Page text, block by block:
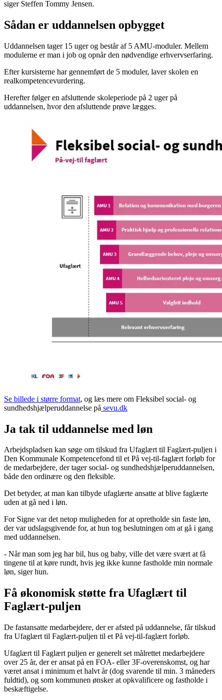
siger Steffen Tommy Jensen.
Sådan er uddannelsen opbygget
Uddannelsen tager 15 uger og består af 5 AMU-moduler. Mellem
modulerne er man i job og opnår den nødvendige erhvervserfaring.
Efter kursisterne har gennemført de 5 moduler, laver skolen en
realkompetencevurdering.
Herefter følger en afsluttende skoleperiode på 2 uger på
uddannelsen, hvor den afsluttende prøve lægges.
Se billede i større format, og læs mere om Fleksibel social- og
sundhedshjælperuddannelse på sevu.dk
Ja tak til uddannelse med løn
Arbejdspladsen kan søge om tilskud fra Ufaglært til Faglært-puljen i
Den Kommunale Kompetencefond til et På vej-til-faglært forløb for
de medarbejdere, der tager social- og sundhedshjælperuddannelsen,
både den ordinære og den fleksible.
Det betyder, at man kan tilbyde ufaglærte ansatte at blive faglærte
uden at gå ned i løn.
For Signe var det netop muligheden for at opretholde sin faste løn,
der var udslagsgivende for, at hun tog beslutningen om at gå i gang
med uddannelsen.
- Når man som jeg har bil, hus og baby, ville det være svært at få
tingene til at køre rundt, hvis jeg ikke kunne fastholde min normale
løn, siger hun.
Få økonomisk støtte fra Ufaglært til
Faglært-puljen
De fastansatte medarbejdere, der er afsted på uddannelse, får tilskud
fra Ufaglært til Faglært-puljen til et På vej-til-faglært forløb.
Ufaglært til Faglært puljen er generelt set målrettet medarbejdere
over 25 år, der er ansat på en FOA- eller 3F-overenskomst, og har
været ansat i minimum et halvt år (dog svarende til min. 3 måneders
fuldtid), og som kommunen ønsker at opkvalificere og fastholde i
beskæftigelse.